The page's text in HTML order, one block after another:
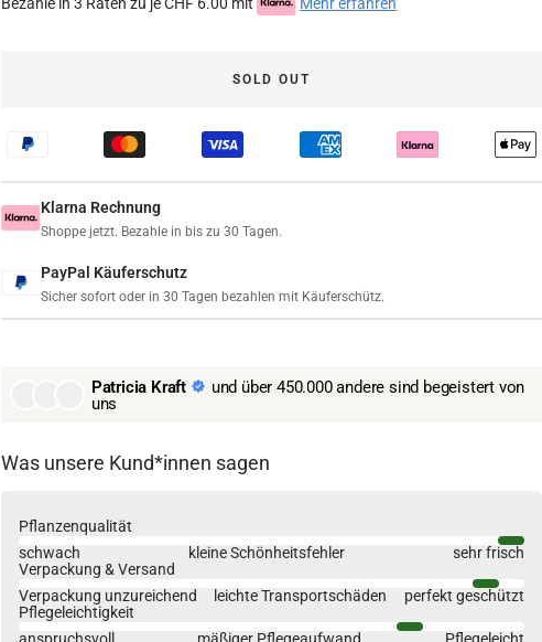
SOLD OUT
Klarna Rechnung
Shoppe jetzt. Bezahle in bis zu 30 Tagen.
PayPal Käuferschutz
Sicher sofort oder in 30 Tagen bezahlen mit Käuferschütz.
Patricia Kraft
und über 450.000 andere sind begeistert von
uns
Was unsere Kund*innen sagen
Pflanzenqualität
schwach
kleine Schönheitsfehler
sehr frisch
Verpackung & Versand
Verpackung unzureichend
leichte Transportschäden
perfekt geschützt
Pflegeleichtigkeit